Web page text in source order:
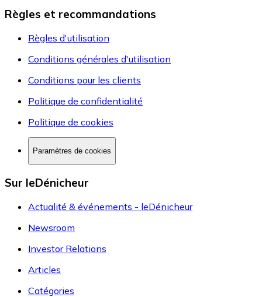
Règles et recommandations
Règles d'utilisation
Conditions générales d'utilisation
Conditions pour les clients
Politique de confidentialité
Politique de cookies
Paramètres de cookies
Sur leDénicheur
Actualité & événements - leDénicheur
Newsroom
Investor Relations
Articles
Catégories